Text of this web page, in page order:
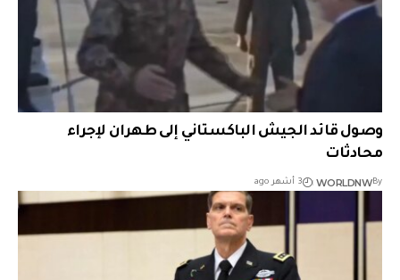
وصول قائد الجيش الباكستاني إلى طهران لإجراء
محادثات
By
WORLDNW 3 أشهر ago